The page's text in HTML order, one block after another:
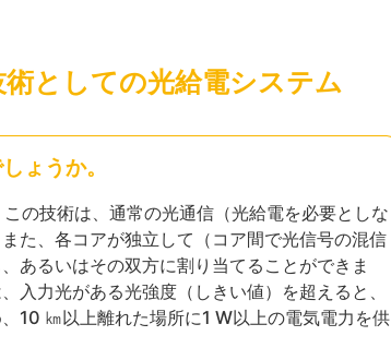
としての光給電システム
ょうか。
の技術は、通常の光通信（光給電を必要としな
た、各コアが独立して（コア間で光信号の混信
あるいはその双方に割り当てることができま
入力光がある光強度（しきい値）を超えると、
10 ㎞以上離れた場所に1 W以上の電気電力を供